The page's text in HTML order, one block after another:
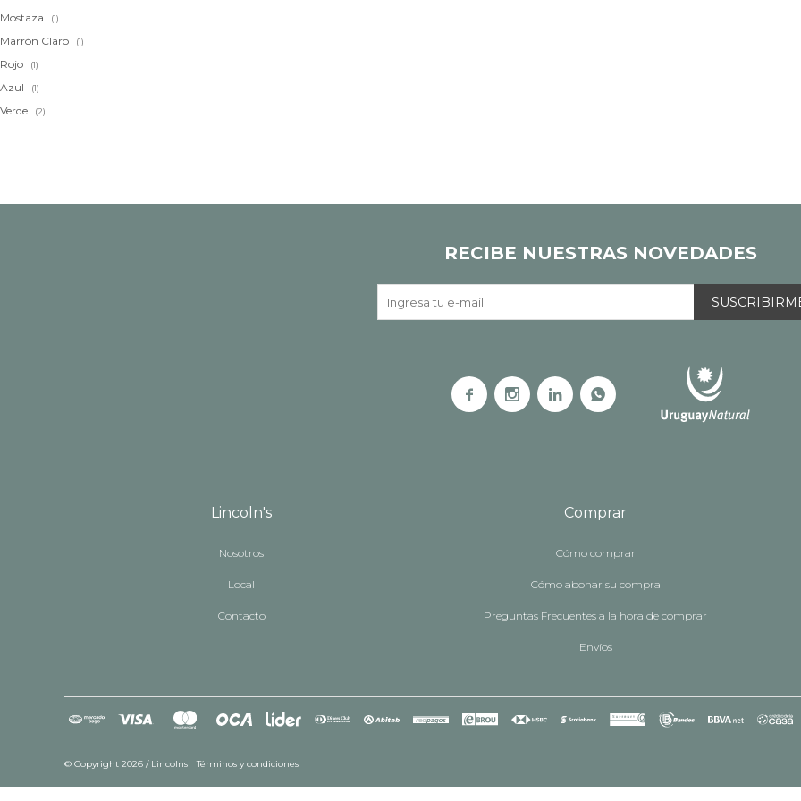
Mostaza (1)
Marrón Claro (1)
Rojo (1)
Azul (1)
Verde (2)
Lincoln's
Nosotros
Local
Contacto
Comprar
Cómo comprar
Cómo abonar su compra
Preguntas Frecuentes a la hora de comprar
Envíos
RECIBE NUESTRAS NOVEDADES
   
© Copyright 2026 / Lincolns Términos y condiciones